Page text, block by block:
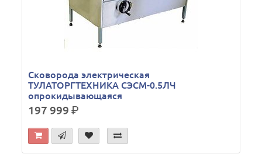
Сковорода электрическая
ТУЛАТОРГТЕХНИКА СЭСМ-0.5ЛЧ
опрокидывающаяся
197 999р.